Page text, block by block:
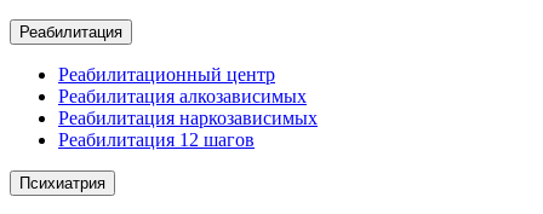
Реабилитация
Реабилитационный центр
Реабилитация алкозависимых
Реабилитация наркозависимых
Реабилитация 12 шагов
Психиатрия